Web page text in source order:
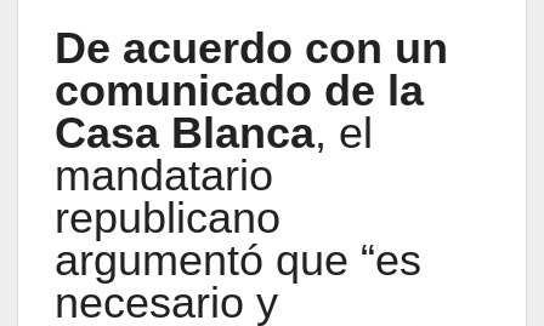
De acuerdo con un
comunicado de la
Casa Blanca, el
mandatario
republicano
argumentó que “es
necesario y